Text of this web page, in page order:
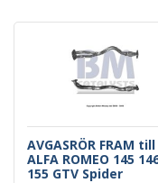
AVGASRÖR FRAM till
ALFA ROMEO 145
155 GTV Spider